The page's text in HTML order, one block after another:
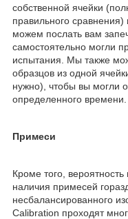
собственной ячейки
правильного сравнения)
можем послать вам
самостоятельно могли
испытания. Мы также
образцов из одной
нужно), чтобы вы могли
определенного времени.
Примеси
Кроме того,
наличия примесей
несбалансированного
Calibration проходят